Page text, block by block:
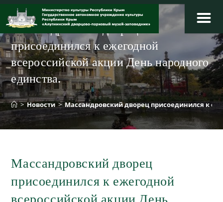
Перейти
содержимому
Массандровский дворец
присоединился к ежегодной
всероссийской акции День народного
единства.
> Новости > Массандровский дворец присоединился к
Массандровский дворец
присоединился к ежегодной